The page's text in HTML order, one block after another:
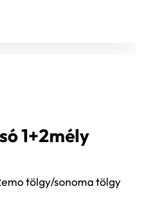
1+2mély
tölgy/sonoma tölgy